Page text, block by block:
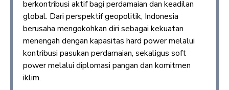
berkontribusi aktif bagi perdamaian dan keadilan
global. Dari perspektif geopolitik, Indonesia
berusaha mengokohkan diri sebagai kekuatan
menengah dengan kapasitas hard power melalui
kontribusi pasukan perdamaian, sekaligus soft
power melalui diplomasi pangan dan komitmen
iklim.